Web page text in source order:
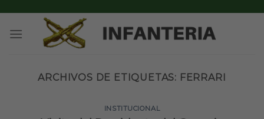
content
ARCHIVOS DE ETIQUETAS: FERRARI
INSTITUCIONAL